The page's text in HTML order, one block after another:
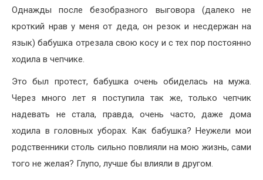
Однажды после безобразного выговора (далеко не
кроткий нрав у меня от деда, он резок и несдержан на
язык) бабушка отрезала свою косу и с тех пор постоянно
ходила в чепчике.
Это был протест, бабушка очень обиделась на мужа.
Через много лет я поступила так же, только чепчик
надевать не стала, правда, очень часто, даже дома
ходила в головных уборах. Как бабушка? Неужели мои
родственники столь сильно повлияли на мою жизнь, сами
того не желая? Глупо, лучше бы влияли в другом.